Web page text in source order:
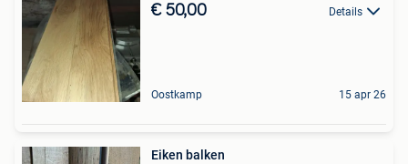
€ 50,00 Details
Oostkamp 15 apr 26
Eiken balken